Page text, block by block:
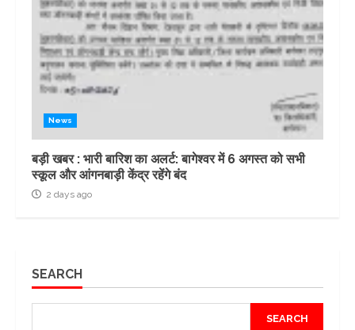
News
बड़ी खबर : भारी बारिश का अलर्ट: बागेश्वर में 6 अगस्त को सभी
स्कूल और आंगनबाड़ी केंद्र रहेंगे बंद
2 days ago
SEARCH
SEARCH